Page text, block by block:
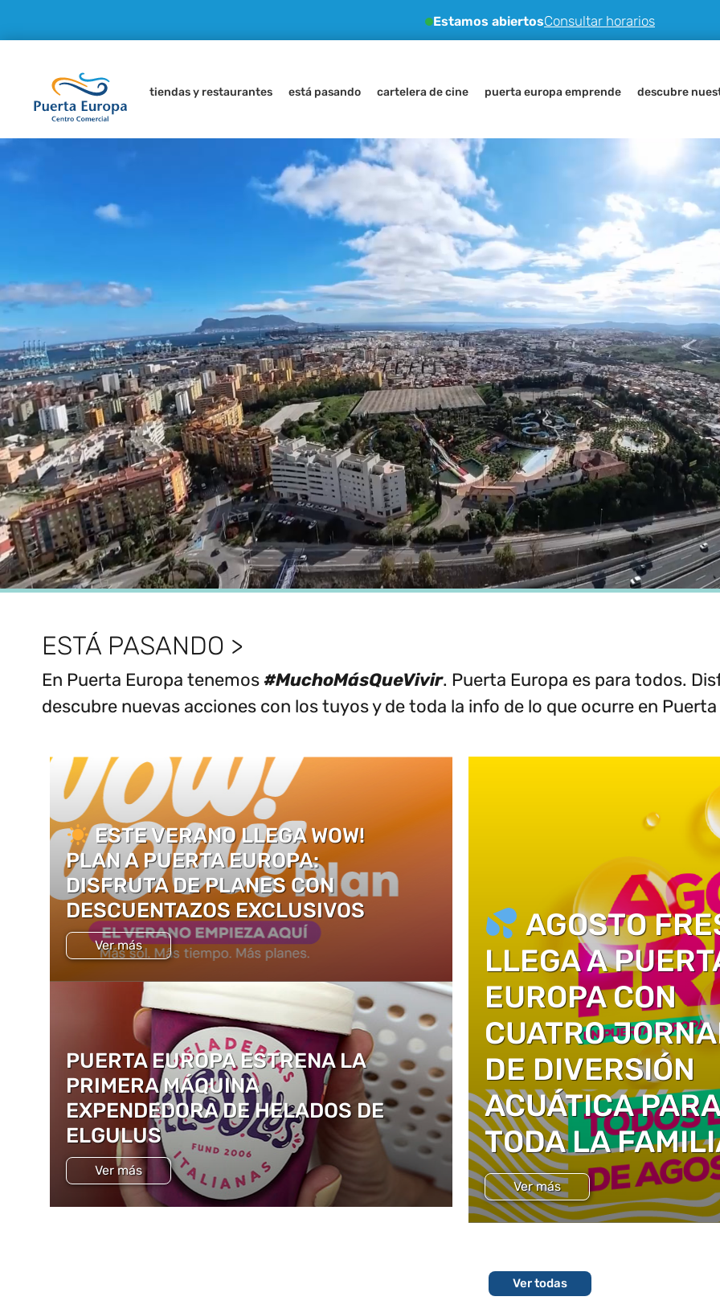
Estamos abiertosConsultar horarios
tiendas y restaurantes está pasando cartelera de cine puerta europa emprende descubre
ESTÁ PASANDO >
En Puerta Europa tenemos#MuchoMásQueVivir. Puerta Europa es para todos.
descubre nuevas acciones con los tuyos y de toda la info de lo que ocurre en
ESTE VERANO LLEGA WOW!
PLAN A PUERTA EUROPA:
DISFRUTA DE PLANES CON
DESCUENTAZOS EXCLUSIVOS
Ver más
PUERTA EUROPA ESTRENA LA
PRIMERA MÁQUINA
EXPENDEDORA DE HELADOS DE
ELGULUS
Ver más
AGOSTO
LLEGA A
EUROPA CON
CUATRO
DE DIVERSIÓN
ACUÁTICA PARA
TODA LA
Ver más
Ver todas